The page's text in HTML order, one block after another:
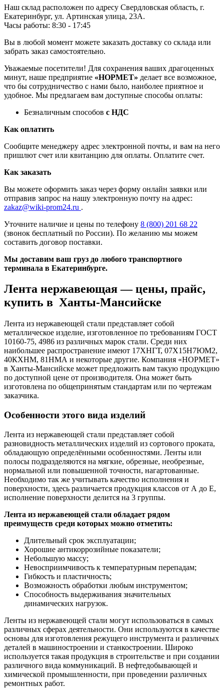
Наш склад расположен по адресу Свердловская область, г.
Екатеринбург, ул. Артинская улица, 23А.
Часы работы: 8:30 - 17:45
Вы в любой момент можете заказать доставку со склада или
забрать заказ самостоятельно.
Уважаемые посетители! Для сохранения ваших драгоценных
минут, наше предприятие «НОРМЕТ» делает все возможное,
что бы сотрудничество с нами было, наиболее приятное и
удобное. Мы предлагаем вам доступные способы оплаты:
Безналичным способов с НДС
Как оплатить
Сообщите менеджеру адрес электронной почты, и вам на него
пришлют счет или квитанцию для оплаты. Оплатите счет.
Как заказать
Вы можете оформить заказ через форму онлайн заявки или
отправив запрос на нашу электронную почту на адрес:
zakaz@wiki-prom24.ru .
Уточните наличие и цены по телефону 8 (800) 201 68 22
(звонок бесплатный по России). По желанию мы можем
составить договор поставки.
Мы доставим ваш груз до любого транспортного
терминала в Екатеринбурге.
Лента нержавеющая — цены, прайс,
купить в Ханты-Мансийске
Лента из нержавеющей стали представляет собой
металлическое изделие, изготовленное по требованиям ГОСТ
10160-75, 4986 из различных марок стали. Среди них
наибольшее распространение имеют 17ХНГТ, 07Х15Н7ЮМ2,
40КХНМ, 81НМА и некоторые другие. Компания «НОРМЕТ»
в Ханты-Мансийске может предложить вам такую продукцию
по доступной цене от производителя. Она может быть
изготовлена по общепринятым стандартам или по чертежам
заказчика.
Особенности этого вида изделий
Лента из нержавеющей стали представляет собой
разновидность металлических изделий из сортового проката,
обладающую определёнными особенностями. Ленты или
полосы подразделяются на мягкие, обрезные, необрезные,
нормальной или повышенной точности, нагартованные.
Необходимо так же учитывать качество исполнения и
поверхности, здесь различается продукция классов от А до Е,
исполнение поверхности делится на 3 группы.
Лента из нержавеющей стали обладает рядом
преимуществ среди которых можно отметить:
Длительный срок эксплуатации;
Хорошие антикоррозийные показатели;
Небольшую массу;
Невосприимчивость к температурным перепадам;
Гибкость и пластичность;
Возможность обработки любым инструментом;
Способность выдерживания значительных
динамических нагрузок.
Ленты из нержавеющей стали могут использоваться в самых
различных сферах деятельности. Они используются в качестве
основы для изготовления режущего инструмента и различных
деталей в машиностроении и станкостроении. Широко
используется такая продукция в строительстве и при создании
различного вида коммуникаций. В нефтедобывающей и
химической промышленности, при проведении различных
ремонтных работ.